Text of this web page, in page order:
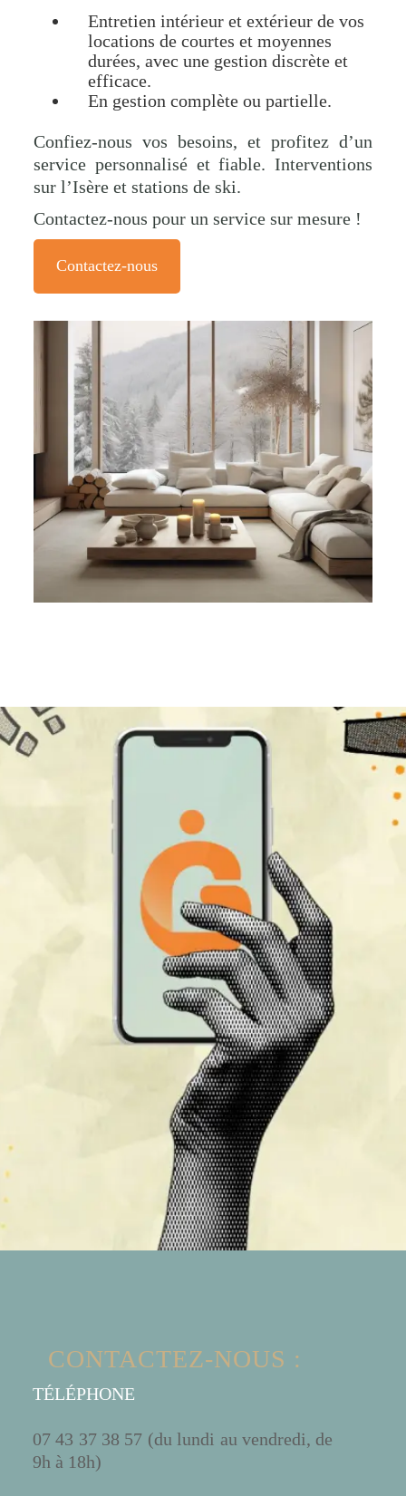
Entretien intérieur et extérieur de vos
locations de courtes et moyennes
durées, avec une gestion discrète et
efficace.
En gestion complète ou partielle.
Confiez-nous vos besoins, et profitez d’un
service personnalisé et fiable. Interventions
sur l’Isère et stations de ski.
Contactez-nous pour un service sur mesure !
Contactez-nous
CONTACTEZ-NOUS :
TÉLÉPHONE
07 43 37 38 57 (du lundi au vendredi, de
9h à 18h)